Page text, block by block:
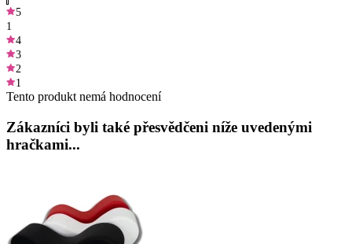
5
1
4
3
2
1
Tento produkt nemá hodnocení
Zákazníci byli také přesvědčeni níže uvedenými
hračkami...